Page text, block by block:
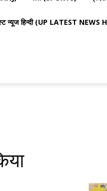
न्यूज हिन्दी (UP LATEST NEWS